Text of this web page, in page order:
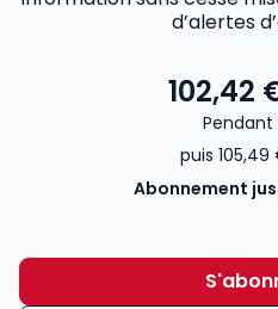
d’alertes
102,42
Pendant
puis 105,49
Abonnement